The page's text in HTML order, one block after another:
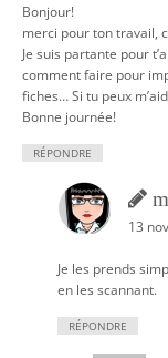
Bonjour!
merci pour ton travail,
Je suis partante pour
comment faire pour
fiches… Si tu peux
Bonne journée!
RÉPONDRE
13
Je les prends
en les scannant.
RÉPONDRE